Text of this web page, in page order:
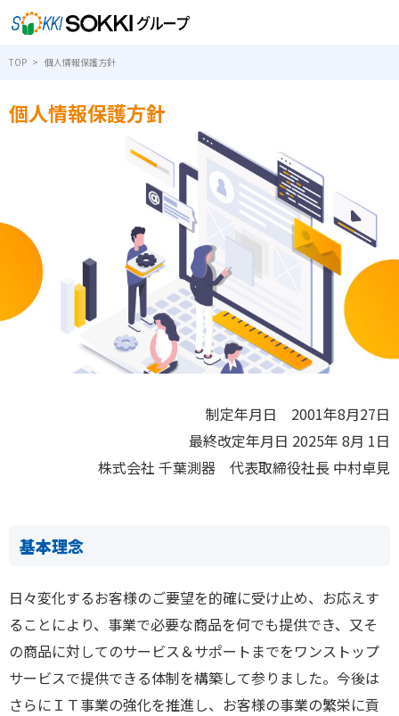
TOP 個人情報保護方針
個人情報保護方針
制定年月日 2001年8月27日
最終改定年月日 2025年 8月 1日
株式会社 千葉測器 代表取締役社長 中村卓見
基本理念
日々変化するお客様のご要望を的確に受け止め、お応えす
ることにより、事業で必要な商品を何でも提供でき、又そ
の商品に対してのサービス＆サポートまでをワンストップ
サービスで提供できる体制を構築して参りました。今後は
さらにＩＴ事業の強化を推進し、お客様の事業の繁栄に貢